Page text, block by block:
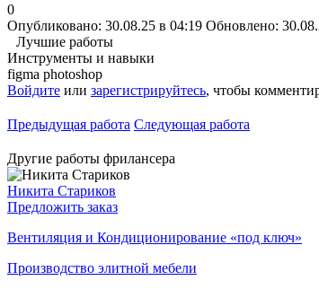
0
Опубликовано: 30.08.25 в 04:19 Обновлено:
Лучшие работы
Инструменты и навыки
figma photoshop
Войдите или зарегистрируйтесь, чтобы
Предыдущая работа Следующая работа
Другие работы фрилансера
Никита Стариков
Предложить заказ
Вентиляция и Кондиционирование «под ключ»
Производство элитной мебели